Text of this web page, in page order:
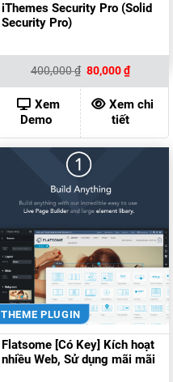
iThemes Security Pro (Solid
Security Pro)
400,000₫ Giá
gốc
là:
400,000 ₫.
80,000₫Giá
hiện
tại
là:
80,000
Xem
Demo
Xem chi
tiết
THEME PLUGIN
Flatsome [Có Key] Kích hoạt
nhiều Web, Sử dụng mãi mãi